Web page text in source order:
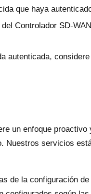
que haya
Controlador SD-
autenticada,
un enfoque
servicios
de la configuración